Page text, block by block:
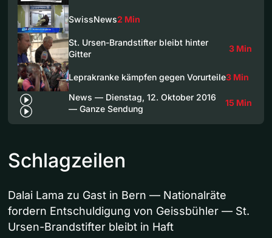
SwissNews2 Min
St. Ursen-Brandstifter bleibt hinter
Gitter
3 Min
Leprakranke kämpfen gegen Vorurteile3 Min
News — Dienstag, 12. Oktober 2016
— Ganze Sendung
15 Min
Schlagzeilen
Dalai Lama zu Gast in Bern — Nationalräte
fordern Entschuldigung von Geissbühler — St.
Ursen-Brandstifter bleibt in Haft